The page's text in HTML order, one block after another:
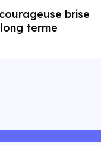
brise
terme